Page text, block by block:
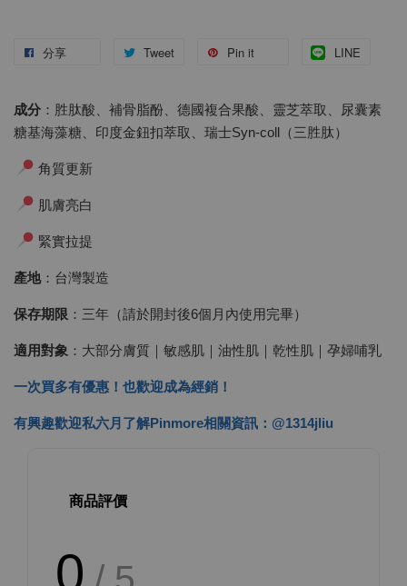
分享 Tweet Pin it LINE
成分 ：胜肽酸、補骨脂酚、德國複合果酸、靈芝萃取、尿囊素
糖基海藻糖、印度金鈕扣萃取、瑞士Syn-coll（三胜肽）
角質更新
肌膚亮白
緊實拉提
產地：台灣製造
保存期限 ：三年（請於開封後6個月內使用完畢）
適用對象 ：大部分膚質｜敏感肌｜油性肌｜乾性肌｜孕婦哺乳
一次買多有優惠！也歡迎成為經銷！
有興趣歡迎私六月了解Pinmore相關資訊：@1314jliu
商品評價
0